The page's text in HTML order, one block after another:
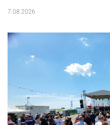
7.08.2026